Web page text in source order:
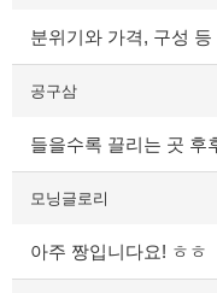
분위기와 가격, 구성
공구삼
들을수록 끌리는 곳 후
모닝글로리
아주 짱입니다요! ㅎㅎ